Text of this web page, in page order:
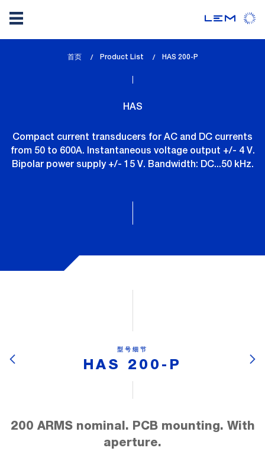
首页 Product List
lem_current_page
HAS 200-P
HAS
Compact current transducers for AC and DC currents
from 50 to 600A. Instantaneous voltage output +/- 4 V.
Bipolar power supply +/- 15 V. Bandwidth: DC...50 kHz.
型号细节
HAS 200-P
200 ARMS nominal. PCB mounting. With
aperture.